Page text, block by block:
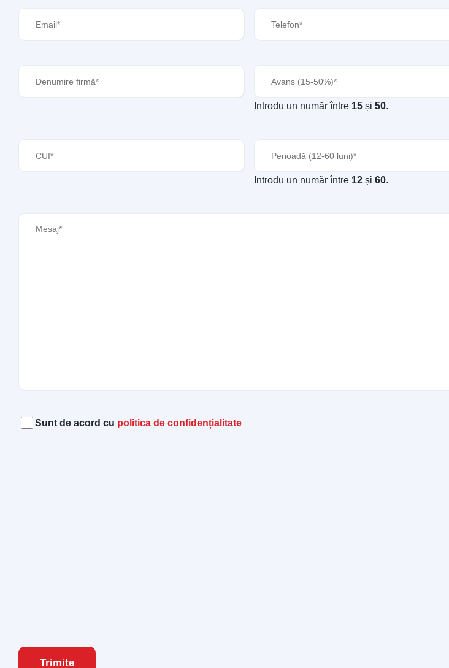
Introdu un număr între 15 și50.
Introdu un număr între 12 și60.
Acord(Required)
Sunt de acord cu politica de confidențialitate
Trimite